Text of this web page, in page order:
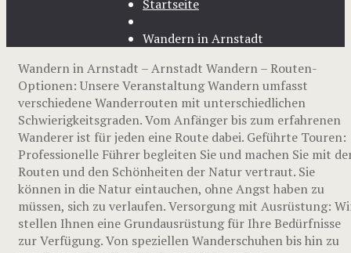
Startseite
Wandern in Arnstadt
Wandern in Arnstadt – Arnstadt Wandern – Routen-
Optionen: Unsere Veranstaltung Wandern umfasst
verschiedene Wanderrouten mit unterschiedlichen
Schwierigkeitsgraden. Vom Anfänger bis zum erfahrenen
Wanderer ist für jeden eine Route dabei. Geführte Touren:
Professionelle Führer begleiten Sie und machen Sie mit
Routen und den Schönheiten der Natur vertraut. Sie
können in die Natur eintauchen, ohne Angst haben zu
müssen, sich zu verlaufen. Versorgung mit Ausrüstung:
stellen Ihnen eine Grundausrüstung für Ihre Bedürfnisse
zur Verfügung. Von speziellen Wanderschuhen bis hin zu